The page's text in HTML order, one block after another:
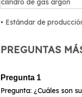
cilindro de gas argón
• Estándar de
PREGUNTAS
Pregunta 1
Pregunta: ¿Cuáles son